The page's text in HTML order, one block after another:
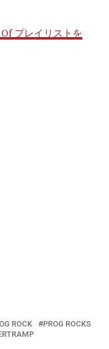
プレイリストを
ROCK
PROG ROCKS